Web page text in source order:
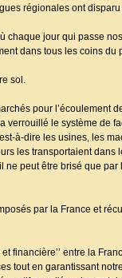
régionales ont
jour qui passe
dans tous les coins du
sol.
pour l’écoulement
le système de
à-dire les usines, les
les transportaient dans
peut être brisé que par
par la France et
financière’’ entre la
tout en garantissant